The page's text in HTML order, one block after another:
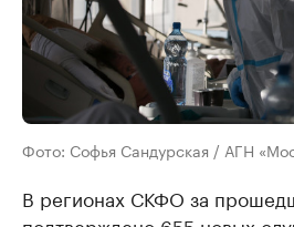
Фото: Софья Сандурская / АГН
В регионах СКФО за